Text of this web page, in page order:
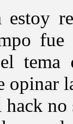
estoy
fue
opinar
hack